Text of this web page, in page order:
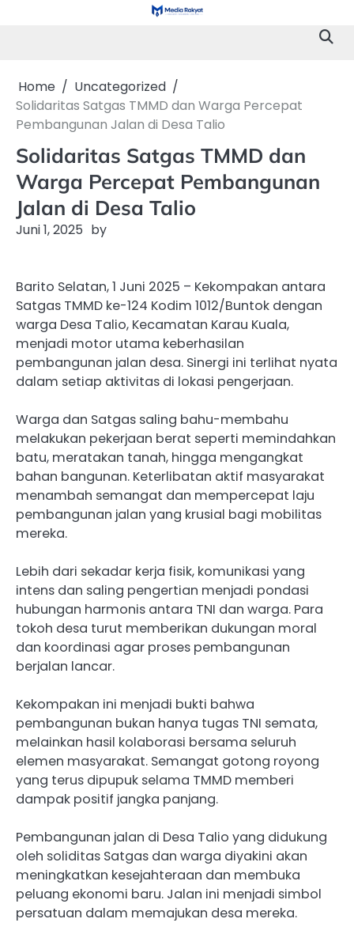
Home
Uncategorized
Solidaritas Satgas TMMD dan Warga Percepat
Pembangunan Jalan di Desa Talio
Solidaritas Satgas TMMD dan
Warga Percepat Pembangunan
Jalan di Desa Talio
Juni 1, 2025 by
Barito Selatan, 1 Juni 2025 – Kekompakan antara
Satgas TMMD ke-124 Kodim 1012/Buntok dengan
warga Desa Talio, Kecamatan Karau Kuala,
menjadi motor utama keberhasilan
pembangunan jalan desa. Sinergi ini terlihat nyata
dalam setiap aktivitas di lokasi pengerjaan.
Warga dan Satgas saling bahu-membahu
melakukan pekerjaan berat seperti memindahkan
batu, meratakan tanah, hingga mengangkat
bahan bangunan. Keterlibatan aktif masyarakat
menambah semangat dan mempercepat laju
pembangunan jalan yang krusial bagi mobilitas
mereka.
Lebih dari sekadar kerja fisik, komunikasi yang
intens dan saling pengertian menjadi pondasi
hubungan harmonis antara TNI dan warga. Para
tokoh desa turut memberikan dukungan moral
dan koordinasi agar proses pembangunan
berjalan lancar.
Kekompakan ini menjadi bukti bahwa
pembangunan bukan hanya tugas TNI semata,
melainkan hasil kolaborasi bersama seluruh
elemen masyarakat. Semangat gotong royong
yang terus dipupuk selama TMMD memberi
dampak positif jangka panjang.
Pembangunan jalan di Desa Talio yang didukung
oleh soliditas Satgas dan warga diyakini akan
meningkatkan kesejahteraan dan membuka
peluang ekonomi baru. Jalan ini menjadi simbol
persatuan dalam memajukan desa mereka.